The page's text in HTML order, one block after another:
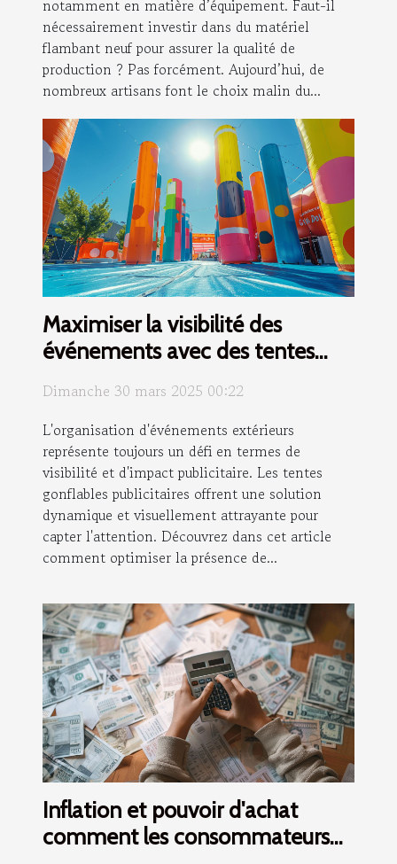
notamment en matière d’équipement. Faut-il
nécessairement investir dans du matériel
flambant neuf pour assurer la qualité de
production ? Pas forcément. Aujourd’hui, de
nombreux artisans font le choix malin du...
Maximiser la visibilité des
événements avec des tentes
Dimanche 30 mars 2025 00:22
L'organisation d'événements extérieurs
représente toujours un défi en termes de
visibilité et d'impact publicitaire. Les tentes
gonflables publicitaires offrent une solution
dynamique et visuellement attrayante pour
capter l'attention. Découvrez dans cet article
comment optimiser la présence de...
Inflation et pouvoir d'achat
comment les consommateurs